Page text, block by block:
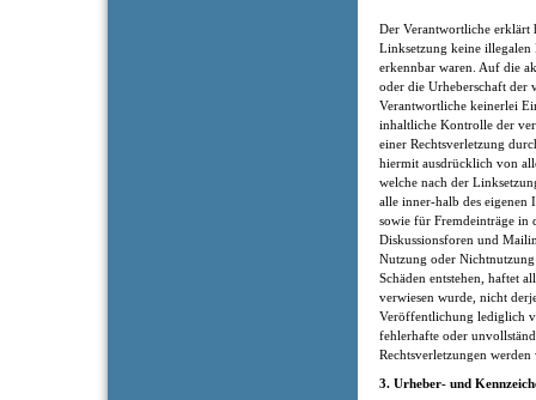
Der Verantwortliche erklärt
Linksetzung keine illegalen
erkennbar waren. Auf die
oder die Urheberschaft der
Verantwortliche keinerlei
inhaltliche Kontrolle der
einer Rechtsverletzung
hiermit ausdrücklich von
welche nach der
alle inner-halb des eigenen
sowie für Fremdeinträge in
Diskussionsforen und
Nutzung oder
Schäden entstehen, haftet
verwiesen wurde, nicht
Veröffentlichung lediglich
fehlerhafte oder
Rechtsverletzungen
3. Urheber- und